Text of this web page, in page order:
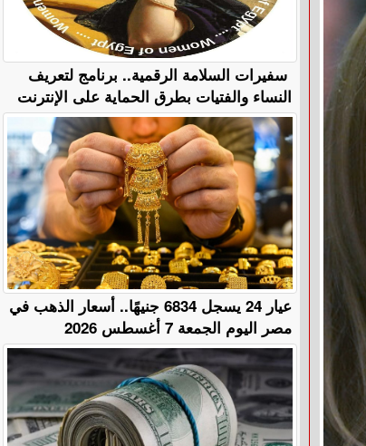
سفيرات السلامة الرقمية.. برنامج لتعريف
النساء والفتيات بطرق الحماية على الإنترنت
عيار 24 يسجل 6834 جنيهًا.. أسعار الذهب في
مصر اليوم الجمعة 7 أغسطس 2026